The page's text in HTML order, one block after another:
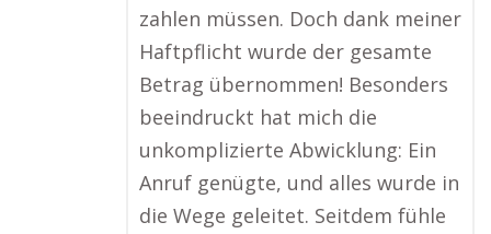
zahlen müssen. Doch dank meiner
Haftpflicht wurde der gesamte
Betrag übernommen! Besonders
beeindruckt hat mich die
unkomplizierte Abwicklung: Ein
Anruf genügte, und alles wurde in
die Wege geleitet. Seitdem fühle